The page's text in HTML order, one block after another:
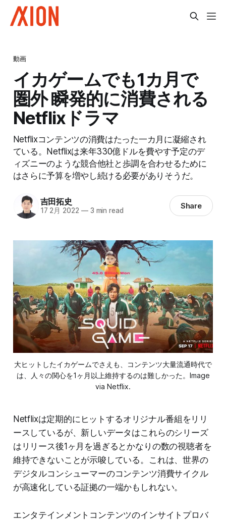
動画
イカゲームでも1カ月で
圏外 瞬発的に消費される
Netflixドラマ
Netflixコンテンツの消費はたった一カ月に凝縮され
ている。Netflixは来年330億ドルを費やす予定のデ
ィズニーのような競合他社と歩調を合わせるために
はさらに予算を増やし続ける必要がありそうだ。
吉田拓史
17 2月 2022 —3 min read Share
大ヒットしたイカゲームでさえも、コンテンツ大量流通時代で
は、人々の関心を1ヶ月以上維持するのは難しかった。Image
via Netflix.
Netflixは定期的にヒットするオリジナル番組をリリ
ースしているが、新しいデータはこれらのシリーズ
はリリース後1ヶ月を過ぎるとかなりの数の視聴者を
維持できないことが示唆している。これは、世界の
デジタルコンシューマーのコンテンツ消費サイクル
が高速化している証拠の一端かもしれない。
エンタテインメントコンテンツのインサイトプロバ